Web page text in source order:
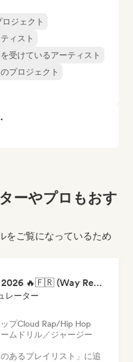
ジェクト
ィスト
受けているアーティスト
プロジェクト
ーやプロもおす
をご覧になっているため
RAP FRANÇAIS 2026 🔥🇫🇷 (Way Records)
レーター
プCloud Rap/Hip Hop
ム ドリル／ジャージー
あるプレイリスト」に追